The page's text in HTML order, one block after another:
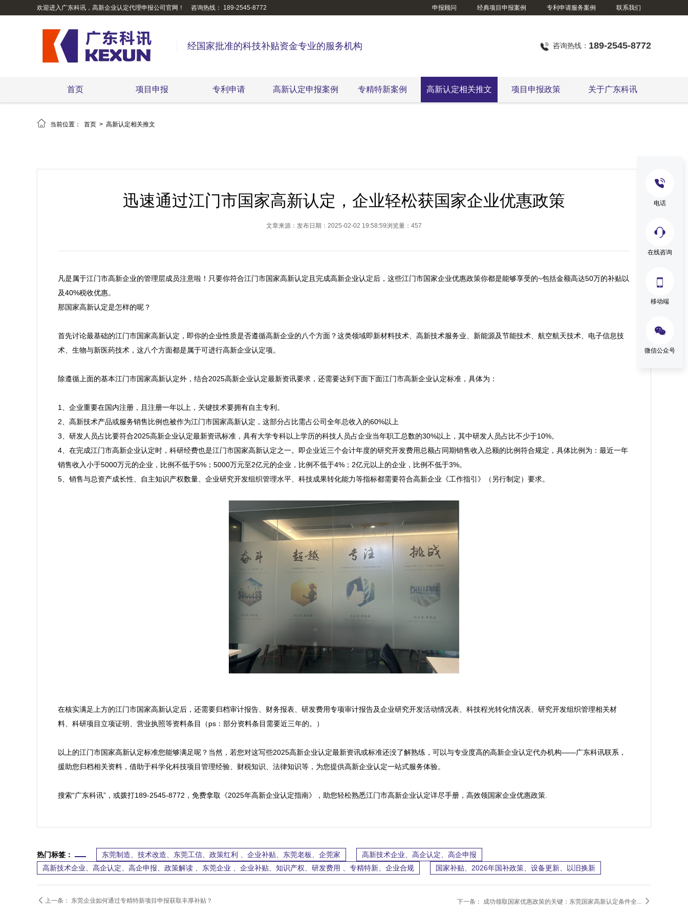
欢迎进入广东科讯，高新企业认定代理申报公司官网！ 咨询热线： 189-2545-8772 申报顾问 经典项目申报案例 专利申请服务案例 联系我们
经国家批准的科技补贴资金专业的服务机构 咨询热线： 189-2545-8772
首页 项目申报 专利申请 高新认定申报案例 专精特新案例 高新认定相关推文 项目申报政策 关于广东科讯
 当前位置： 首页 > 高新认定相关推文
迅速通过江门市国家高新认定，企业轻松获国家企业优惠政策
文章来源： 发布日期：2025-02-02 19:58:59浏览量：457
凡是属于江门市高新企业的管理层成员注意啦！只要你符合江门市国家高新认定且完成高新企业认定后，这些江门市国家企业优惠政策你都是能够享受的~包括金额高达50万的补贴以
及40%税收优惠。
那国家高新认定是怎样的呢？
首先讨论最基础的江门市国家高新认定，即你的企业性质是否遵循高新企业的八个方面？这类领域即新材料技术、高新技术服务业、新能源及节能技术、航空航天技术、电子信息技
术、生物与新医药技术，这八个方面都是属于可进行高新企业认定项。
除遵循上面的基本江门市国家高新认定外，结合2025高新企业认定最新资讯要求，还需要达到下面下面江门市高新企业认定标准，具体为：
1、企业重要在国内注册，且注册一年以上，关键技术要拥有自主专利。
2、高新技术产品或服务销售比例也被作为江门市国家高新认定，这部分占比需占公司全年总收入的60%以上
3、研发人员占比要符合2025高新企业认定最新资讯标准，具有大学专科以上学历的科技人员占企业当年职工总数的30%以上，其中研发人员占比不少于10%。
4、在完成江门市高新企业认定时，科研经费也是江门市国家高新认定之一。即企业近三个会计年度的研究开发费用总额占同期销售收入总额的比例符合规定，具体比例为：最近一年
销售收入小于5000万元的企业，比例不低于5%；5000万元至2亿元的企业，比例不低于4%；2亿元以上的企业，比例不低于3%。
5、销售与总资产成长性、自主知识产权数量、企业研究开发组织管理水平、科技成果转化能力等指标都需要符合高新企业《工作指引》（另行制定）要求。
在核实满足上方的江门市国家高新认定后，还需要归档审计报告、财务报表、研发费用专项审计报告及企业研究开发活动情况表、科技程光转化情况表、研究开发组织管理相关材
料、科研项目立项证明、营业执照等资料条目（ps：部分资料条目需要近三年的。）
以上的江门市国家高新认定标准您能够满足呢？当然，若您对这写些2025高新企业认定最新资讯或标准还没了解熟练，可以与专业度高的高新企业认定代办机构——广东科讯联系，
援助您归档相关资料，借助于科学化科技项目管理经验、财税知识、法律知识等，为您提供高新企业认定一站式服务体验。
搜索“广东科讯”，或拨打189-2545-8772，免费拿取《2025年高新企业认定指南》，助您轻松熟悉江门市高新企业认定详尽手册，高效领国家企业优惠政策.
热门标签： 东莞制造、技术改造、东莞工信、政策红利 、企业补贴、东莞老板、企莞家
高新技术企业、高企认定、高企申报
高新技术企业、高企认定、高企申报、政策解读 、东莞企业 、企业补贴、知识产权、研发费用 、专精特新、企业合规
国家补贴、2026年国补政策、设备更新、以旧换新
 上一条： 东莞企业如何通过专精特新项目申报获取丰厚补贴？ 下一条： 成功领取国家优惠政策的关键：东莞国家高新认定条件全... 
电话
在线咨询

移动端

微信公众号